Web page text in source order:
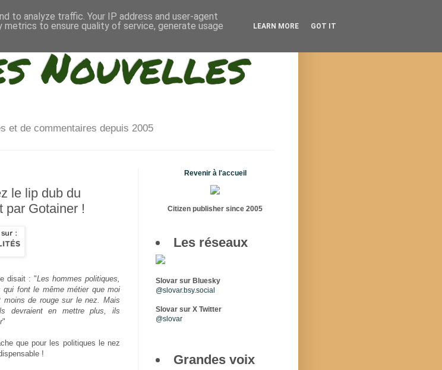
Nouvelles
et de commentaires depuis 2005
le lip dub du
par Gotainer !
disait : "Les hommes politiques,
qui font le même métier que moi
moins de rouge sur le nez. Mais
devraient en mettre plus, ils
"
que pour les politiques le nez
!
Revenir à l'accueil
Citizen publisher since 2005
Les réseaux
Slovar sur Bluesky
@slovar.bsy.social
Slovar sur X Twitter
@slovar
Grandes voix
to analyze traffic. Your IP address and user-agent
to ensure quality of service, generate usage
LEARN MORE GOT IT